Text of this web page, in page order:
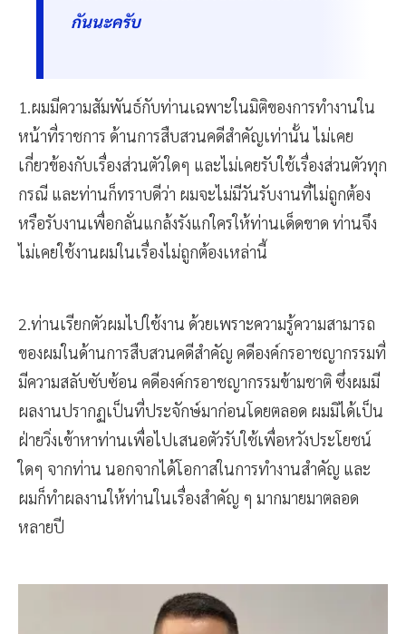
กันนะครับ
1.ผมมีความสัมพันธ์กับท่านเฉพาะในมิติของการทำงานใน
หน้าที่ราชการ ด้านการสืบสวนคดีสำคัญเท่านั้น ไม่เคย
เกี่ยวข้องกับเรื่องส่วนตัวใดๆ และไม่เคยรับใช้เรื่องส่วนตัวทุก
กรณี และท่านก็ทราบดีว่า ผมจะไม่มีวันรับงานที่ไม่ถูกต้อง
หรือรับงานเพื่อกลั่นแกล้งรังแกใครให้ท่านเด็ดขาด ท่านจึง
ไม่เคยใช้งานผมในเรื่องไม่ถูกต้องเหล่านี้
2.ท่านเรียกตัวผมไปใช้งาน ด้วยเพราะความรู้ความสามารถ
ของผมในด้านการสืบสวนคดีสำคัญ คดีองค์กรอาชญากรรมที่
มีความสลับซับซ้อน คดีองค์กรอาชญากรรมข้ามชาติ ซึ่งผมมี
ผลงานปรากฏเป็นที่ประจักษ์มาก่อนโดยตลอด ผมมิได้เป็น
ฝ่ายวิ่งเข้าหาท่านเพื่อไปเสนอตัวรับใช้เพื่อหวังประโยชน์
ใดๆ จากท่าน นอกจากได้โอกาสในการทำงานสำคัญ และ
ผมก็ทำผลงานให้ท่านในเรื่องสำคัญ ๆ มากมายมาตลอด
หลายปี